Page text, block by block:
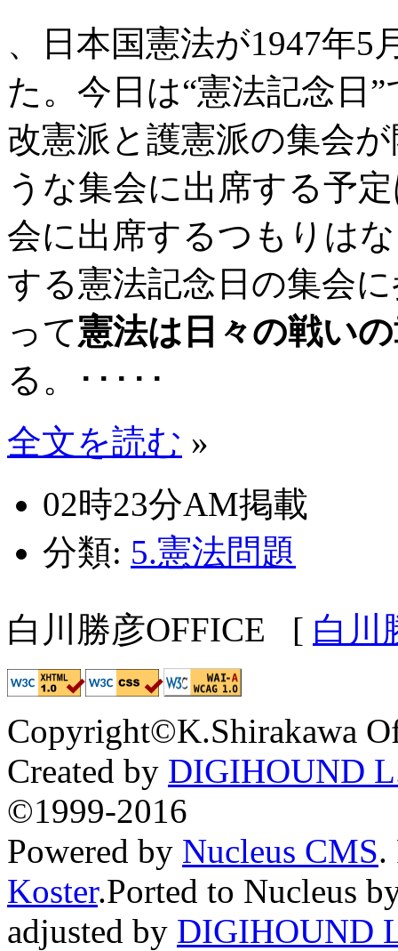
、日本国憲法が1947年5
た。今日は“憲法記念日
改憲派と護憲派の集会
うな集会に出席する予
会に出席するつもりは
する憲法記念日の集会
って憲法は日々の戦い
る。･････
全文を読む »
02時23分AM掲載
分類: 5.憲法問題
白川勝彦OFFICE [ 白川
Copyright©K.Shirakawa
Created by DIGIHOUND
©1999-2016
Powered by Nucleus CMS.
Koster.Ported to Nucleus
adjusted by DIGIHOUND